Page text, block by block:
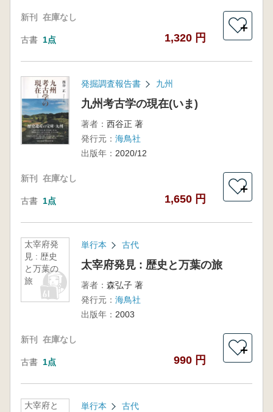
新刊 在庫なし
古書 1点 1,320 円
＋
発掘調査報告書 九州
九州考古学の現在(いま)
著者： 西谷正 著
発行元： 海鳥社
出版年： 2020/12
新刊 在庫なし
古書 1点 1,650 円
＋
太宰府発
見 : 歴史
と万葉の
旅
単行本 古代
太宰府発見 : 歴史と万葉の旅
著者： 森弘子 著
発行元： 海鳥社
出版年： 2003
新刊 在庫なし
古書 1点 990 円
＋
大宰府と
単行本 古代